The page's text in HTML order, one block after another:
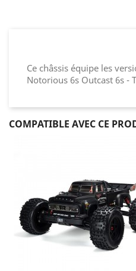
Ce châssis équipe les
Notorious 6s Outcast 6s -
COMPATIBLE AVEC CE